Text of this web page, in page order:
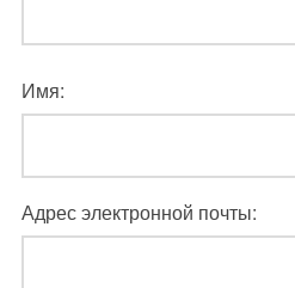
Имя:
Адрес электронной почты: